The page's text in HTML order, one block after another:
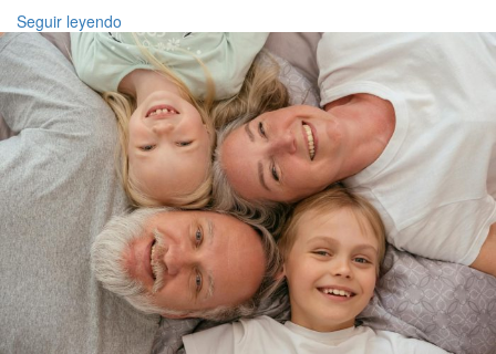
Seguir leyendo